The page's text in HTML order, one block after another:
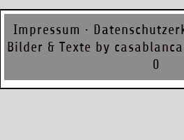
Impressum ·
Bilder & Texte by casablanca
0